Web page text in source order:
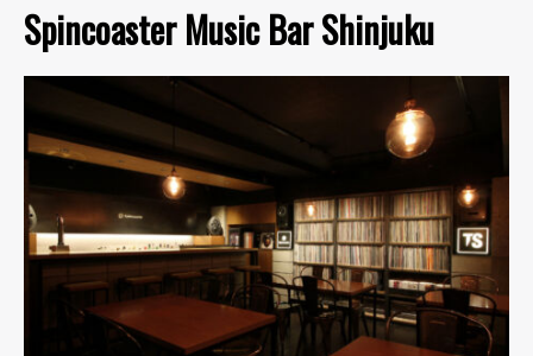
Spincoaster Music Bar Shinjuku